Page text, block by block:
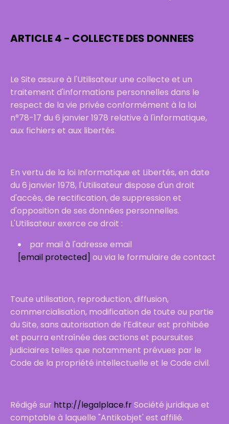
ARTICLE 4 - COLLECTE DES DONNEES
Le Site assure à l'Utilisateur une collecte et un
traitement d'informations personnelles dans le
respect de la vie privée conformément à la loi
n°78-17 du 6 janvier 1978 relative à l'informatique,
aux fichiers et aux libertés.
En vertu de la loi Informatique et Libertés, en date
du 6 janvier 1978, l'Utilisateur dispose d'un droit
d'accès, de rectification, de suppression et
d'opposition de ses données personnelles.
L'Utilisateur exerce ce droit :
par mail à l'adresse email
[email protected] ou via le formulaire de contact
Toute utilisation, reproduction, diffusion,
commercialisation, modification de toute ou partie
du Site , sans autorisation de l’Editeur est prohibée
et pourra entraînée des actions et poursuites
judiciaires telles que notamment prévues par le
Code de la propriété intellectuelle et le Code civil.
Rédigé sur http://legalplace.frSociété juridique et
comptable à laquelle "Antikobjet' est affilié.